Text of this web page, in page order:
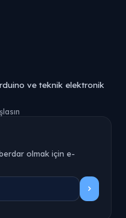
ve teknik elektronik
olmak için e-